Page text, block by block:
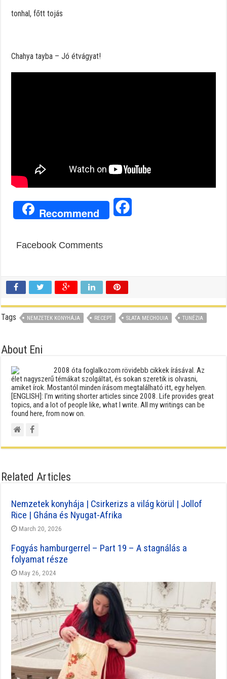
tonhal, főtt tojás
Chahya tayba – Jó étvágyat!
Recommend
Facebook Comments
Tags NEMZETEK KONYHÁJA RECEPT SLATA MECHOUIA TUNÉZIA
About Eni
2008 óta foglalkozom rövidebb cikkek írásával. Az
élet nagyszerű témákat szolgáltat, és sokan szeretik is olvasni,
amiket írok. Mostantól minden írásom megtalálható itt, egy helyen.
[ENGLISH]: I'm writing shorter articles since 2008. Life provides great
topics, and a lot of people like, what I write. All my writings can be
found here, from now on.
Related Articles
Nemzetek konyhája | Csirkerizs a világ körül | Jollof
Rice | Ghána és Nyugat-Afrika
March 20, 2026
Fogyás hamburgerrel – Part 19 – A stagnálás a
folyamat része
May 26, 2024